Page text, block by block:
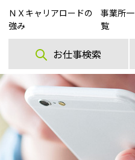
ＮＸキャリアロードの
強み
事業所一
覧
お仕事検索